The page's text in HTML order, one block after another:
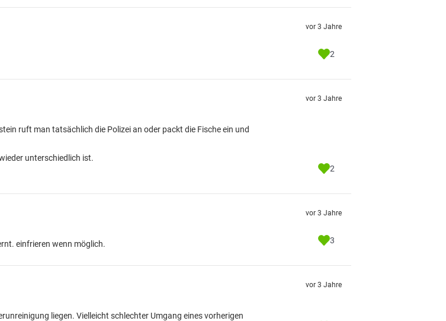
vor 3 Jahre
2
ruft man tatsächlich die Polizei an oder packt die Fische ein und
unterschiedlich ist.
vor 3 Jahre
2
einfrieren wenn möglich.
vor 3 Jahre
3
liegen. Vielleicht schlechter Umgang eines vorherigen
vor 3 Jahre